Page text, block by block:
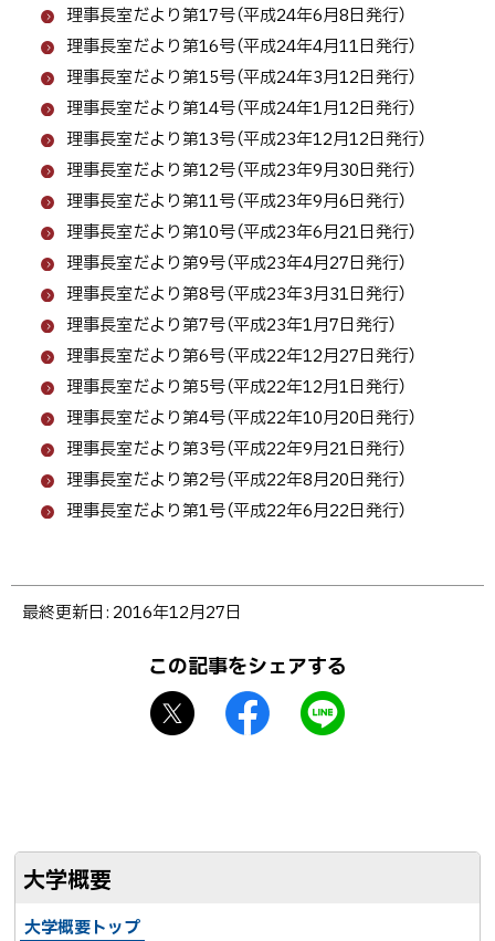
理事長室だより第17号（平成24年6月8日発行）
理事長室だより第16号（平成24年4月11日発行）
理事長室だより第15号（平成24年3月12日発行）
理事長室だより第14号（平成24年1月12日発行）
理事長室だより第13号（平成23年12月12日発行）
理事長室だより第12号（平成23年9月30日発行）
理事長室だより第11号（平成23年9月6日発行）
理事長室だより第10号（平成23年6月21日発行）
理事長室だより第9号（平成23年4月27日発行）
理事長室だより第8号（平成23年3月31日発行）
理事長室だより第7号（平成23年1月7日発行）
理事長室だより第6号（平成22年12月27日発行）
理事長室だより第5号（平成22年12月1日発行）
理事長室だより第4号（平成22年10月20日発行）
理事長室だより第3号（平成22年9月21日発行）
理事長室だより第2号（平成22年8月20日発行）
理事長室だより第1号（平成22年6月22日発行）
ト
最終更新日: 2016年12月27日
この記事をシェアする
o
送
大学概要
大学概要トップ